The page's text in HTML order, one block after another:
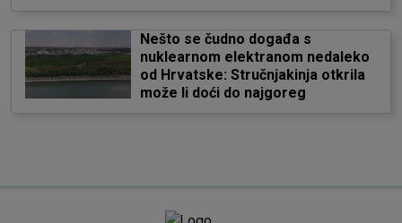
Nešto se čudno događa s
nuklearnom elektranom nedaleko
od Hrvatske: Stručnjakinja otkrila
može li doći do najgoreg